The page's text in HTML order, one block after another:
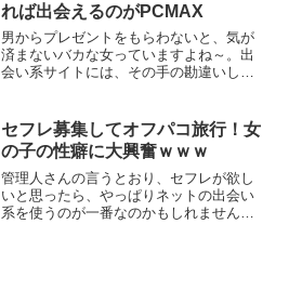
れば出会えるのがPCMAX
男からプレゼントをもらわないと、気が
済まないバカな女っていますよね～。出
会い系サイトには、その手の勘違いして
もらって読んでいるうちに頭に来ちゃっ
てね。笑本来は、こんなこ...
セフレ募集してオフパコ旅行！女
の子の性癖に大興奮ｗｗｗ
管理人さんの言うとおり、セフレが欲し
いと思ったら、やっぱりネットの出会い
系を使うのが一番なのかもしれません